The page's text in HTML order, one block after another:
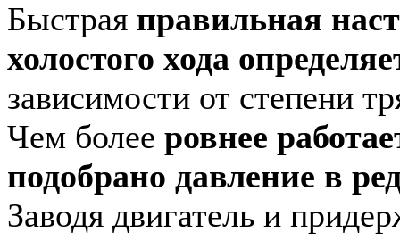
Быстрая правильная
холостого хода
зависимости от степени
Чем более ровнее
подобрано давление в
Заводя двигатель и